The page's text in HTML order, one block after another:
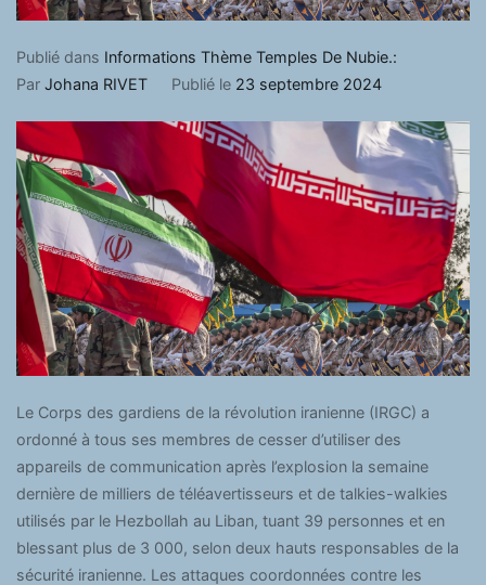
Publié dans Informations Thème Temples De Nubie.:
Par Johana RIVET Publié le 23 septembre 2024
Le Corps des gardiens de la révolution iranienne (IRGC) a
ordonné à tous ses membres de cesser d’utiliser des
appareils de communication après l’explosion la semaine
dernière de milliers de téléavertisseurs et de talkies-walkies
utilisés par le Hezbollah au Liban, tuant 39 personnes et en
blessant plus de 3 000, selon deux hauts responsables de la
sécurité iranienne. Les attaques coordonnées contre les